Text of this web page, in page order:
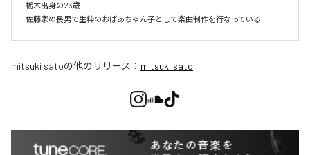
栃木出身の23歳
佐藤家の長男で生粋のおばあちゃん子として楽曲制作を行なっている
mitsuki satoの他のリリース： mitsuki sato